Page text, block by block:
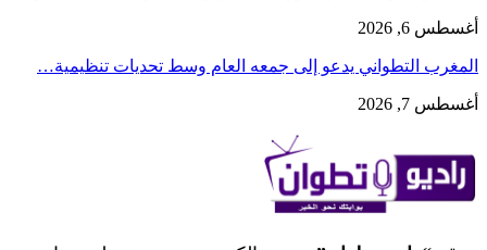
أغسطس 6, 2026
المغرب التطواني يدعو إلى جمعه العام وسط تحديات تنظيمية…
أغسطس 7, 2026